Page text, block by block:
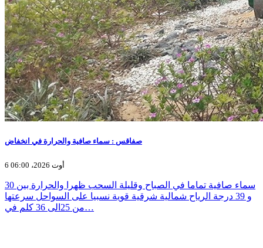
صفاقس : سماء صافية والحرارة في انخفاض
6 أوت 2026، 06:00
سماء صافية تماما في الصباح وقليلة السحب ظهرا والحرارة بين 30
و 39 درجة الرياح شمالية شرقية قوية نسبيا على السواحل سرعتها
من 25الى 36 كلم في…